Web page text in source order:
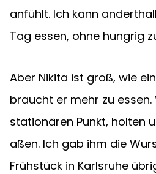
anfühlt. Ich kann
Tag essen, ohne hungrig
Aber Nikita ist groß, wie
braucht er mehr zu essen.
stationären Punkt, holten
aßen. Ich gab ihm die
Frühstück in Karlsruhe